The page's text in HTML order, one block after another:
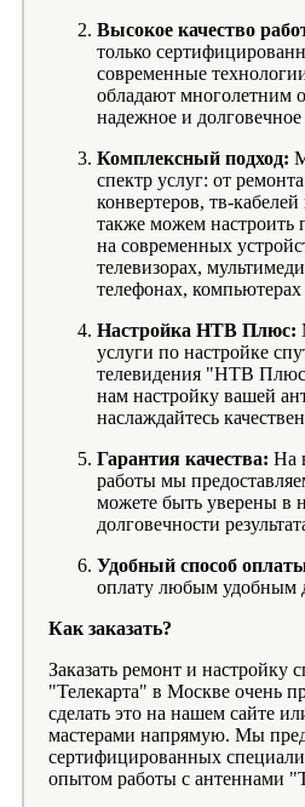
Высокое качество
только
современные
обладают многолетним
надежное и
Комплексный подход:
спектр услуг: от
конвертеров, тв-
также можем настроить
на современных
телевизорах,
телефонах,
Настройка НТВ Плюс:
услуги по настройке
телевидения "НТВ
нам настройку вашей
наслаждайтесь
Гарантия качества: На
работы мы
можете быть уверены в
долговечности
Удобный способ
оплату любым удобным
Как заказать?
Заказать ремонт и настройку
"Телекарта" в Москве очень
сделать это на нашем сайте
мастерами напрямую. Мы
сертифицированных
опытом работы с антеннами